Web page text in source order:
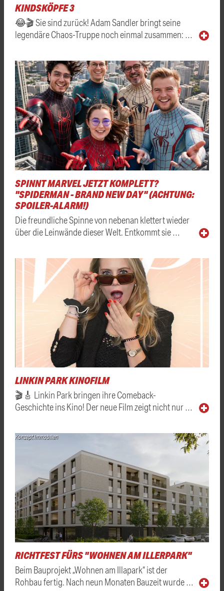
KINDSKÖPFE 3
😂🎬 Sie sind zurück! Adam Sandler bringt seine
legendäre Chaos-Truppe noch einmal zusammen: …
SPINNT MARVEL JETZT KOMPLETT?
"SPIDERMAN - BRAND NEW DAY" (ACHTUNG:
SPOILER-ALARM!)
Die freundliche Spinne von nebenan klettert wieder
über die Leinwände dieser Welt. Entkommt sie …
LINKIN PARK KINOFILM
🎬🎸 Linkin Park bringen ihre Comeback-
Geschichte ins Kino! Der neue Film zeigt nicht nur …
Konzept Immobilien
RICHTFEST FÜRS "WOHNEN AM ILLERPARK"
Beim Bauprojekt „Wohnen am Illapark“ ist der
Rohbau fertig. Nach neun Monaten Bauzeit wurde …